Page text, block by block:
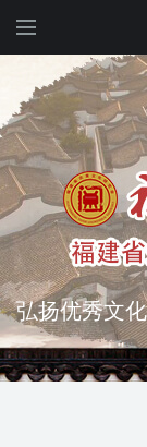
弘扬优秀文
瑰宝 宣传中
突出海西特